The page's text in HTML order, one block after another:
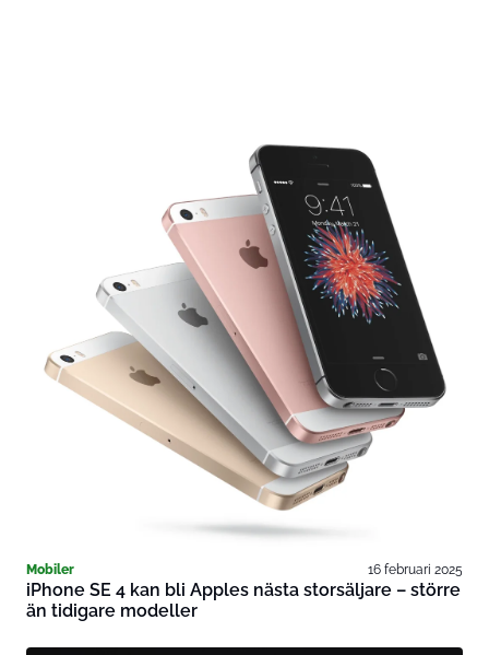
Mobiler 16 februari 2025
iPhone SE 4 kan bli Apples nästa storsäljare – större
än tidigare modeller